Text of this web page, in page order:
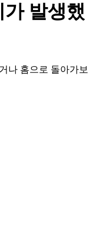
발생했
나 홈으로 돌아가보